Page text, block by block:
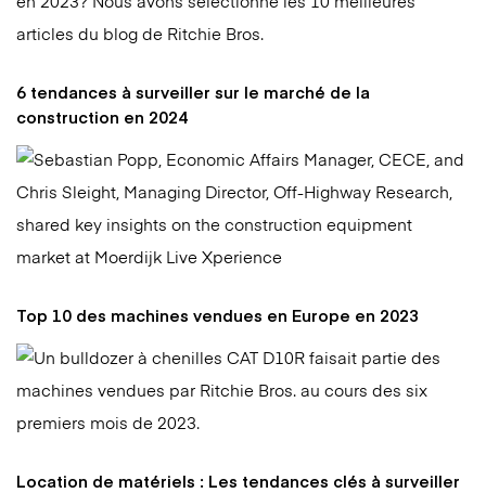
6 tendances à surveiller sur le marché de la
construction en 2024
Top 10 des machines vendues en Europe en 2023
Location de matériels : Les tendances clés à surveiller